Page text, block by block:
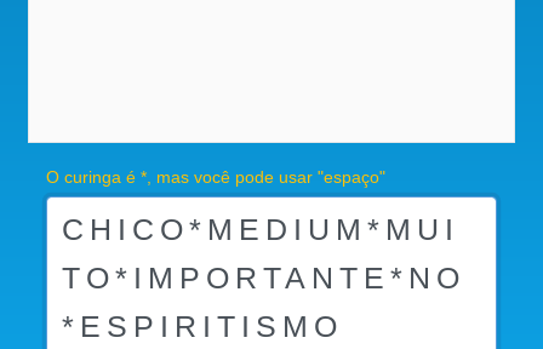
O curinga é *, mas você pode usar "espaço"